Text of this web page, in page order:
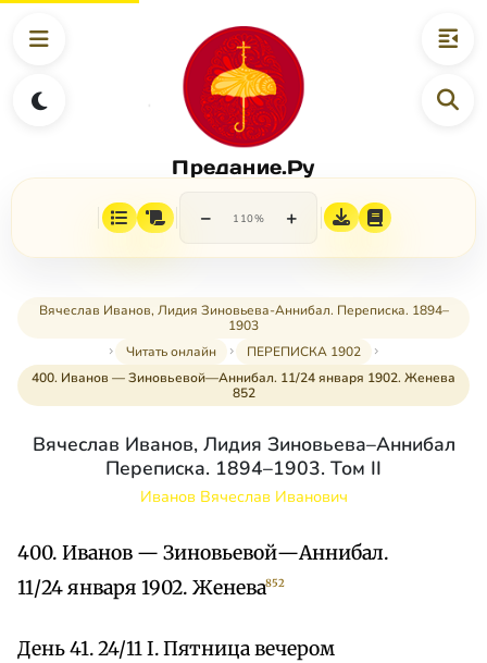
Предание.Ру
− 110% +
Вячеслав Иванов, Лидия Зиновьева-Аннибал. Переписка. 1894–
1903
Читать онлайн
ПЕРЕПИСКА 1902
400. Иванов — Зиновьевой—Аннибал. 11/24 января 1902. Женева
852
Вячеслав Иванов, Лидия Зиновьева–Аннибал
Переписка. 1894–1903. Том II
Иванов Вячеслав Иванович
400. Иванов — Зиновьевой—Аннибал.
11/24 января 1902. Женева852
День 41. 24/11 I. Пятница вечером